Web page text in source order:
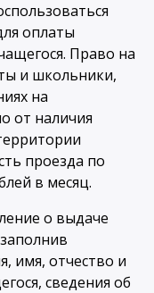
оплаты
Право на
и школьники,
на
от наличия
проезда по
в месяц.
о выдаче
имя, отчество и
сведения об